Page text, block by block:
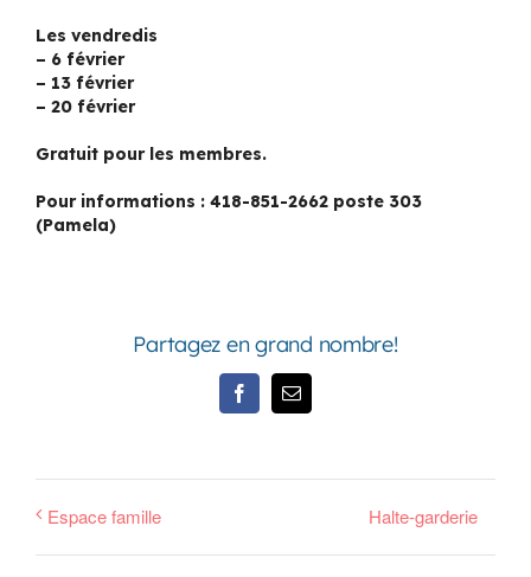
Les vendredis
– 6 février
– 13 février
– 20 février
Gratuit pour les membres.
Pour informations : 418-851-2662 poste 303
(Pamela)
Partagez en grand nombre!
FacebookEmail
Espace famille Halte-garderie